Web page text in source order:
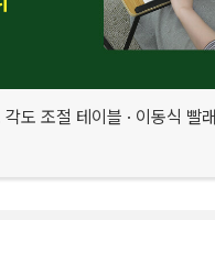
도 조절 테이블 · 이동식 빨래